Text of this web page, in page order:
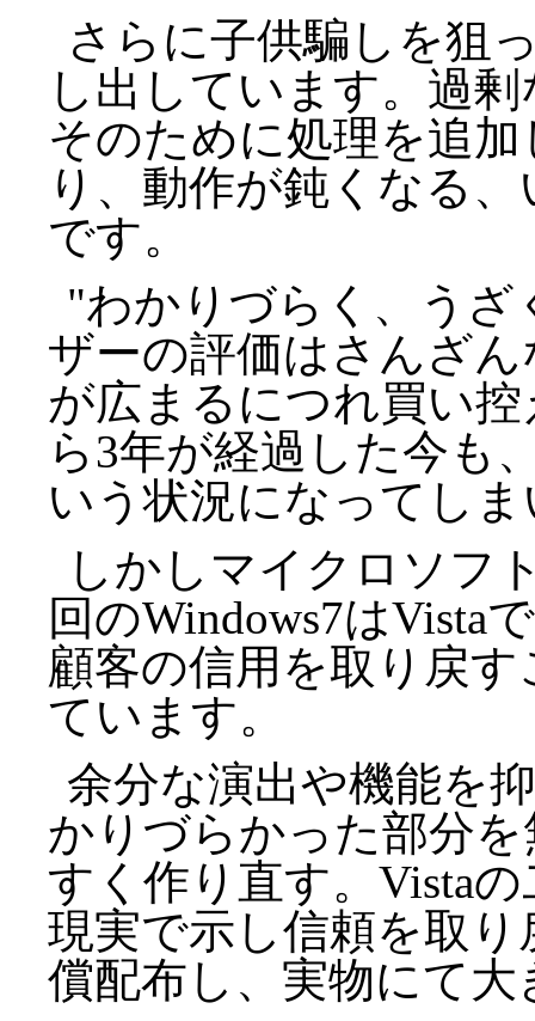
さらに子供騙しを狙
し出しています。過
そのために処理を追
り、動作が鈍くなる
です。
"わかりづらく、う
ザーの評価はさんざ
が広まるにつれ買い
ら3年が経過した今も
いう状況になってし
しかしマイクロソフ
回のWindows7はVista
顧客の信用を取り戻
ています。
余分な演出や機能を
かりづらかった部分
すく作り直す。Vista
現実で示し信頼を取
償配布し、実物にて